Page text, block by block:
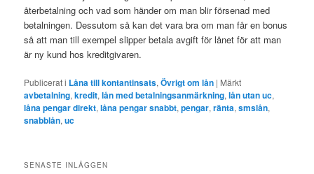
återbetalning och vad som händer om man blir försenad med
betalningen. Dessutom så kan det vara bra om man får en bonus
så att man till exempel slipper betala avgift för lånet för att man
är ny kund hos kreditgivaren.
Publicerat i Låna till kontantinsats,Övrigt om lån | Märkt
avbetalning,kredit,lån med betalningsanmärkning,lån utan uc,
låna pengar direkt,låna pengar snabbt,pengar,ränta,smslån,
snabblån,uc
SENASTE INLÄGGEN